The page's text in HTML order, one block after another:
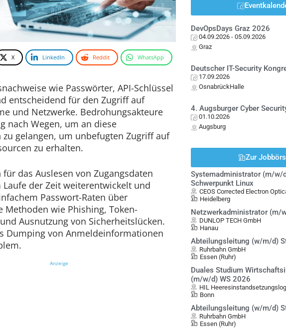
X LinkedIn Reddit WhatsApp
wie Passwörter, API-Schlüssel
entscheidend für den Zugriff auf
und Netzwerke. Bedrohungsakteure
nach Wegen, um an diese
zu gelangen, um unbefugten Zugriff auf
zu erhalten.
für das Auslesen von Zugangsdaten
der Zeit weiterentwickelt und
Passwort-Raten über
wie Phishing, Token-
Ausnutzung von Sicherheitslücken.
Dumping von Anmeldeinformationen
Anzeige
DevOpsDays Graz 2026
04.09.2026 - 05.09.2026
Graz
Deutscher IT-Security
17.09.2026
OsnabrückHalle
4. Augsburger Cyber
01.10.2026
Augsburg
Zur
Systemadministrator (m/w/
Schwerpunkt Linux
CEOS Corrected Electron
Heidelberg
Netzwerkadministrator (m/
DUNLOP TECH GmbH
Hanau
Abteilungsleitung (w/m/d)
Ruhrbahn GmbH
Essen (Ruhr)
Duales Studium
(m/w/d) WS 2026
HIL
Bonn
Abteilungsleitung (w/m/d)
Ruhrbahn GmbH
Essen (Ruhr)